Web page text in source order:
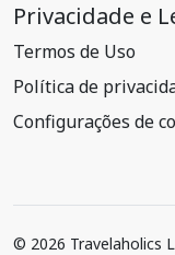
Privacidade e
Termos de Uso
Política de
Configurações de
© 2026 Travelaholics